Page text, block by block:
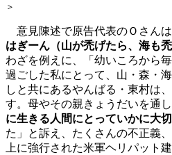
＞
意見陳述で原告代表のＯさんは
はぎーん（山が禿げたら、海も禿
わざを例えに、
「 幼いころから
過ごした私にとって、山・森・
しと共にあるやんばる・東村は
す。母やその親きょうだいを通し
に生きる人間にとっていかに大
た」と訴え、たくさんの不正義
上に強行された米軍ヘリパット